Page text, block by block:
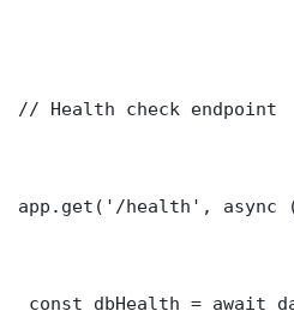
// Health check endpoint
app.get('/health', async
const dbHealth = await